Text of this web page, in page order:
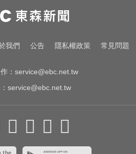
！女網紅情緒崩潰 直
OCTA不僅猛
我們 公告 隱私權政策 常見問題
： service@ebc.net.tw
service@ebc.net.tw